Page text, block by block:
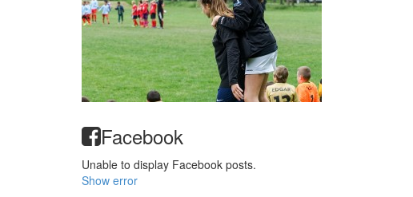
Facebook
Unable to display Facebook posts.
Show error